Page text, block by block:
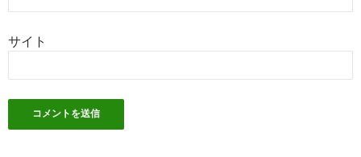
サイト